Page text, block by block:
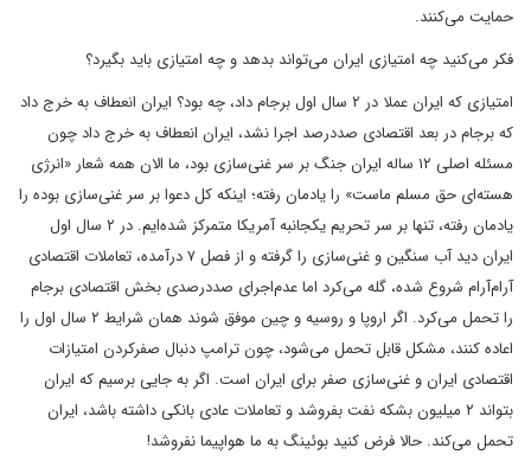
حمایت می‌کنند.
فکر می‌کنید چه امتیازی ایران می‌تواند بدهد و چه امتیازی باید بگیرد؟
امتیازی که ایران عملا در ۲ سال اول برجام داد، چه بود؟ ایران انعطاف به خرج داد
که برجام در بعد اقتصادی صددرصد اجرا نشد، ایران انعطاف به خرج داد چون
مسئله اصلی ۱۲ ساله ایران جنگ بر سر غنی‌سازی‌ بود، ما الان همه شعار «انرژی
هسته‌ای حق مسلم ماست» را یادمان رفته؛ اینکه کل دعوا بر سر غنی‌سازی‌ بوده را
یادمان رفته، تنها بر سر تحریم یکجانبه آمریکا متمرکز شده‌ایم. در ۲ سال اول
ایران دید آب سنگین و غنی‌سازی‌ را گرفته و از فصل ‌۷ درآمده، تعاملات اقتصادی
آرام‌آرام شروع شده، گله می‌کرد اما عدم‌اجرای صددرصدی بخش اقتصادی برجام
را تحمل می‌کرد. اگر اروپا و روسیه و چین موفق شوند همان شرایط ۲ سال اول را
اعاده کنند، مشکل قابل تحمل می‌شود، چون ترامپ دنبال صفرکردن امتیازات
اقتصادی ایران و غنی‌سازی‌ صفر برای ایران است. اگر به جایی برسیم که ایران
بتواند ۲ میلیون بشکه نفت بفروشد و تعاملات عادی بانکی داشته باشد، ایران
تحمل می‌کند. حالا فرض کنید بوئینگ به ما هواپیما نفروشد!